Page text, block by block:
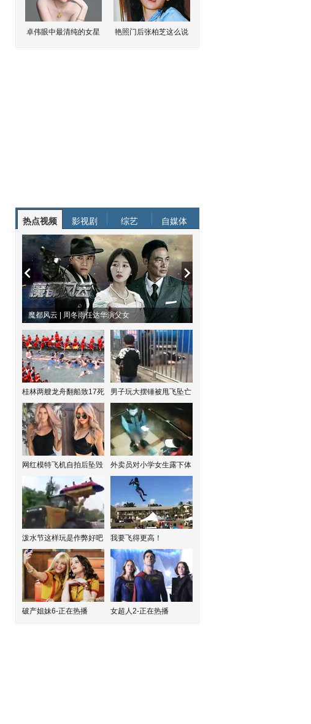
卓伟眼中最清纯的女星 艳照门后张柏芝这么说
热点视频 影视剧 综艺 自媒体
魔都风云 | 周冬雨任达华演父女
桂林两艘龙舟翻船致17死 男子玩大摆锤被甩飞坠亡
网红模特飞机自拍后坠毁 外卖员对小学女生露下体
泼水节这样玩是作弊好吧 我要飞得更高！
破产姐妹6-正在热播 女超人2-正在热播